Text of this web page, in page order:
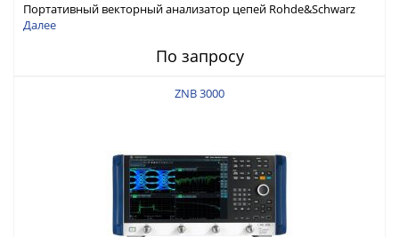
Портативный векторный анализатор цепей Rohde&Schwarz
ZNH с диапазоном частот от 30 кГц до 26,5 ГГц
Далее
По запросу
ZNB 3000